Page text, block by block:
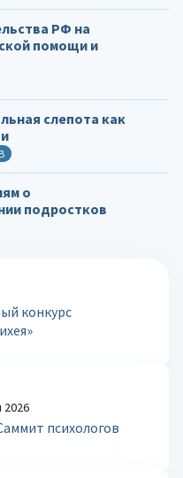
конкурс
2026
психологов
РФ на
помощи и
слепота как
о
подростков